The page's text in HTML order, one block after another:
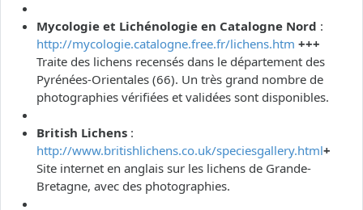
Mycologie et Lichénologie en Catalogne Nord :
http://mycologie.catalogne.free.fr/lichens.htm +++
Traite des lichens recensés dans le département des
Pyrénées-Orientales (66). Un très grand nombre de
photographies vérifiées et validées sont disponibles.
British Lichens :
http://www.britishlichens.co.uk/speciesgallery.html+
Site internet en anglais sur les lichens de Grande-
Bretagne, avec des photographies.